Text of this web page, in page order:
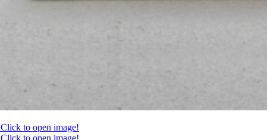
Click to open image!